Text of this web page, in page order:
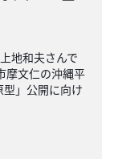
地和夫さんで
摩文仁の沖縄平
」公開に向け